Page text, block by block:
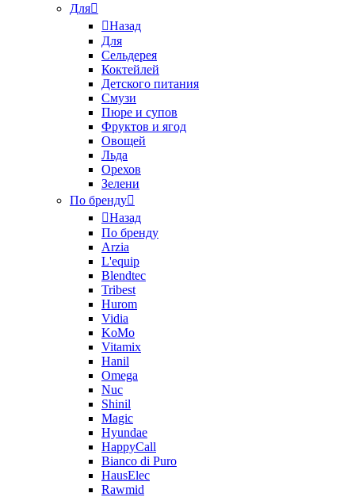
Для
Назад
Для
Сельдерея
Коктейлей
Детского питания
Смузи
Пюре и супов
Фруктов и ягод
Овощей
Льда
Орехов
Зелени
По бренду
Назад
По бренду
Arzia
L'equip
Blendtec
Tribest
Hurom
Vidia
KoMo
Vitamix
Hanil
Omega
Nuc
Shinil
Magic
Hyundae
HappyCall
Bianco di Puro
HausElec
Rawmid